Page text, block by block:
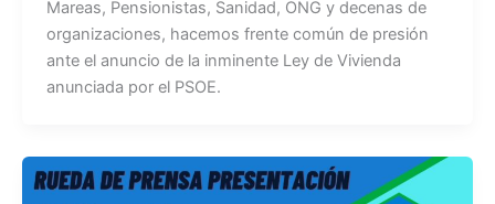
Mareas, Pensionistas, Sanidad, ONG y decenas de
organizaciones, hacemos frente común de presión
ante el anuncio de la inminente Ley de Vivienda
anunciada por el PSOE.